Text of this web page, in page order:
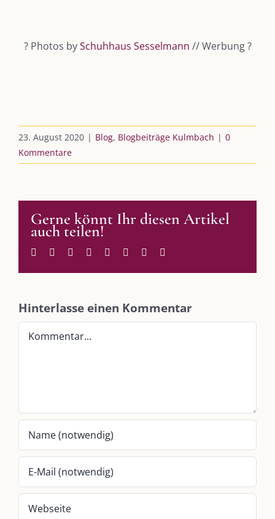
?Photos bySchuhhaus Sesselmann // Werbung?
23. August 2020 | Blog, Blogbeiträge Kulmbach | 0
Kommentare
Gerne könnt Ihr diesen Artikel
auch teilen!
Facebook
TwitterReddit LinkedInWhatsApp
TumblrPinterest
Hinterlasse einen Kommentar
Kommentar
Immer die passende Geschenkidee – für jeden Anlass
Im Dialog mit – Jana Florence
Im Dialog mit – Nicole Putschky-Kaiser
Am einfachsten bin ich per Mail und über WhatsApp zu erreichen.
Whatsapp:0151-21182972
„Unser Kulmbach e. V.“– Der Händlerzusammenschluss der Stadt
„Stadt Kulmbach“– Offizielles Portal unserer Heimat
Lebenslust Akademie Kulmbach